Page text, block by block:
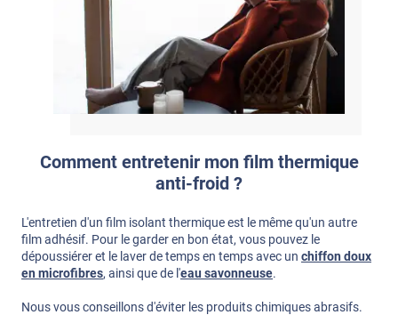
Comment entretenir mon film thermique
anti-froid ?
L'entretien d'un film isolant thermique est le même qu'un autre
film adhésif. Pour le garder en bon état, vous pouvez le
dépoussiérer et le laver de temps en temps avec un chiffon doux
en microfibres, ainsi que de l'eau savonneuse.
Nous vous conseillons d'éviter les produits chimiques abrasifs.